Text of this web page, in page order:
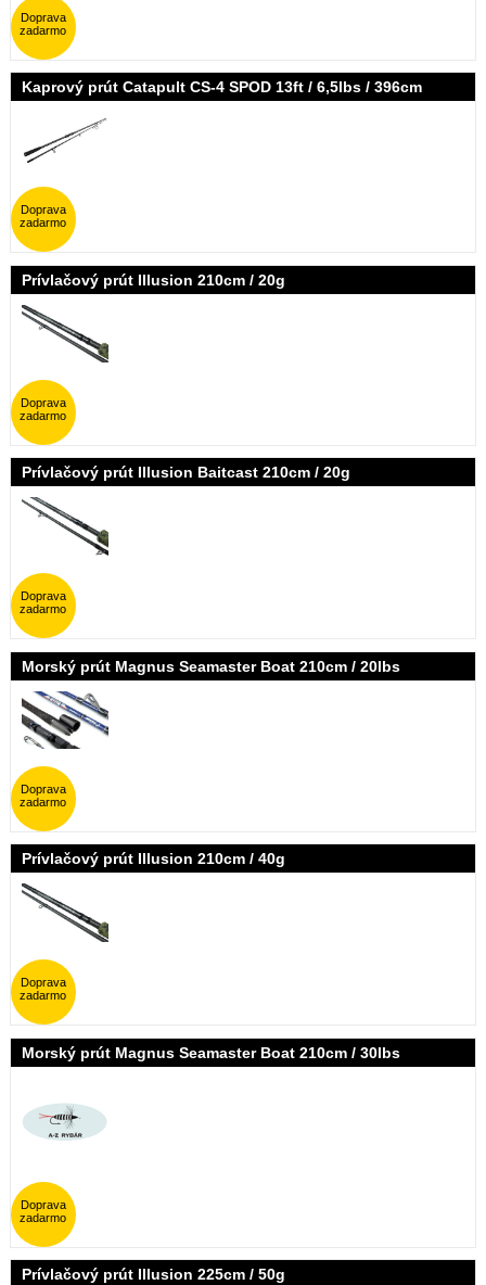
Doprava
zadarmo
Kaprový prút Catapult CS-4 SPOD 13ft / 6,5lbs / 396cm
Doprava
zadarmo
Prívlačový prút Illusion 210cm / 20g
Doprava
zadarmo
Prívlačový prút Illusion Baitcast 210cm / 20g
Doprava
zadarmo
Morský prút Magnus Seamaster Boat 210cm / 20lbs
Doprava
zadarmo
Prívlačový prút Illusion 210cm / 40g
Doprava
zadarmo
Morský prút Magnus Seamaster Boat 210cm / 30lbs
Doprava
zadarmo
Prívlačový prút Illusion 225cm / 50g